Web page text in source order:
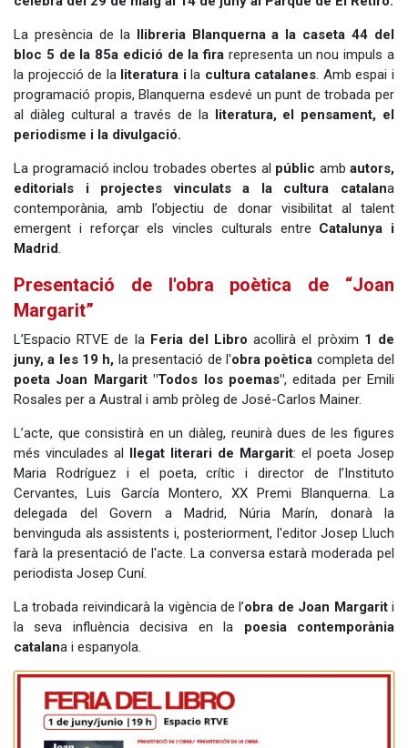
La presència de la llibreria Blanquerna a la caseta 44 del
bloc 5 de la 85a edició de la fira representa un nou impuls a
la projecció de la literatura ila cultura catalanes. Amb espai i
programació propis, Blanquerna esdevé un punt de trobada per
al diàleg cultural a través de la literatura, el pensament, el
periodisme i la divulgació.
La programació inclou trobades obertes al públic amb autors,
editorials i projectes vinculats a la cultura catalana
contemporània, amb l’objectiu de donar visibilitat al talent
emergent i reforçar els vincles culturals entre Catalunya i
Madrid.
Presentació de l'obra poètica de “Joan
Margarit”
L’Espacio RTVE de la Feria del Libro acollirà el pròxim 1 de
juny, a les 19 h, la presentació de l'obra poètica completa del
poeta Joan Margarit "Todos los poemas", editada per Emili
Rosales per a Austral i amb pròleg de José-Carlos Mainer.
L’acte, que consistirà en un diàleg, reunirà dues de les figures
més vinculades al llegat literari de Margarit: el poeta Josep
Maria Rodríguez i el poeta, crític i director de l’Instituto
Cervantes, Luis García Montero, XX Premi Blanquerna. La
delegada del Govern a Madrid, Núria Marín, donarà la
benvinguda als assistents i, posteriorment, l'editor Josep Lluch
farà la presentació de l'acte. La conversa estarà moderada pel
periodista Josep Cuní.
La trobada reivindicarà la vigència de l’obra de Joan Margariti
la seva influència decisiva en la poesia contemporània
catalana i espanyola.